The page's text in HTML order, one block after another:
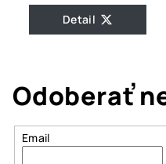
Detail
Odoberať
Email